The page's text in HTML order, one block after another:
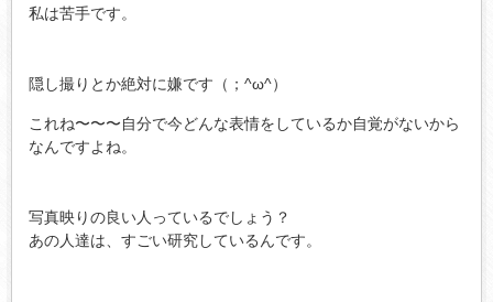
私は苦手です。
隠し撮りとか絶対に嫌です（；^ω^）
これね〜〜〜自分で今どんな表情をしているか自覚がないから
なんですよね。
写真映りの良い人っているでしょう？
あの人達は、すごい研究しているんです。